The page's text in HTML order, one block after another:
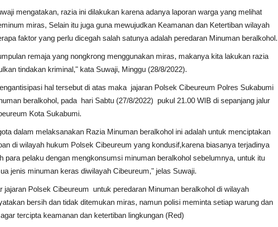
mengatakan, razia ini dilakukan karena adanya laporan warga yang melihat
miras, Selain itu juga guna mewujudkan Keamanan dan Ketertiban wilayah
faktor yang perlu dicegah salah satunya adalah peredaran Minuman beralkohol.
remaja yang nongkrong menggunakan miras, makanya kita lakukan razia
tindakan kriminal," kata Suwaji, Minggu (28/8/2022).
hal tersebut di atas maka jajaran Polsek Cibeureum Polres Sukabumi
beralkohol, pada hari Sabtu (27/8/2022) pukul 21.00 WIB di sepanjang jalur
Kota Sukabumi.
dalam melaksanakan Razia Minuman beralkohol ini adalah untuk menciptakan
di wilayah hukum Polsek Cibeureum yang kondusif,karena biasanya terjadinya
para pelaku dengan mengkonsumsi minuman beralkohol sebelumnya, untuk itu
jenis minuman keras diwilayah Cibeureum," jelas Suwaji.
jajaran Polsek Cibeureum untuk peredaran Minuman beralkohol di wilayah
bersih dan tidak ditemukan miras, namun polisi meminta setiap warung dan
tercipta keamanan dan ketertiban lingkungan (Red)